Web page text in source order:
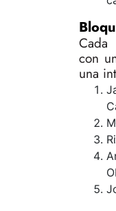
con
una